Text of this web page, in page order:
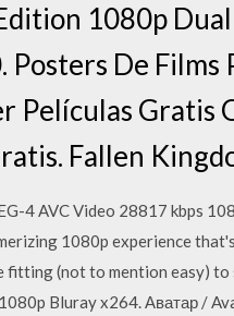
1080p
Posters De
Películas Gratis
Fallen
4 AVC Video 28817 kbps
1080p experience
(not to mention easy) to
Bluray x264. Аватар /